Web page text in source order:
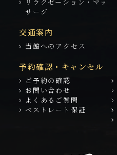
サージ
交通案内
当館へのアクセス
予約確認・キャンセル
ご予約の確認
お問い合わせ
よくあるご質問
ベストレート保証